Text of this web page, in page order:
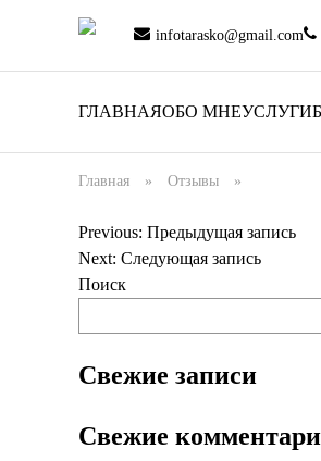
infotarasko@gmail.com
ГЛАВНАЯОБО МНЕУСЛУГИ
Главная » Отзывы »
Навигация
по
Previous: Предыдущая запись
Next: Следующая запись
Поиск
Свежие записи
Свежие